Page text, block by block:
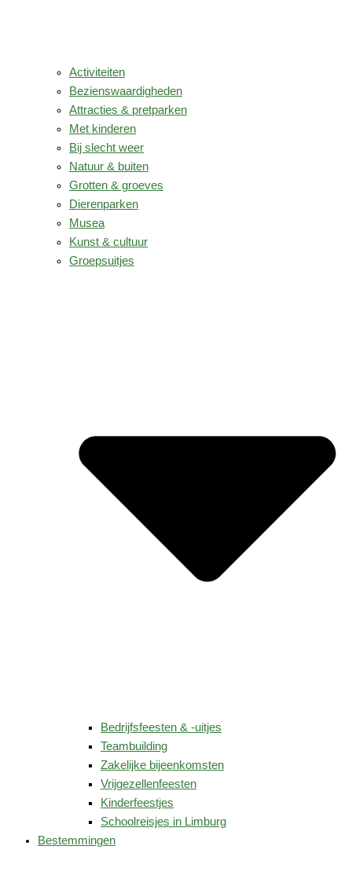
Activiteiten
Bezienswaardigheden
Attracties & pretparken
Met kinderen
Bij slecht weer
Natuur & buiten
Grotten & groeves
Dierenparken
Musea
Kunst & cultuur
Groepsuitjes
Bedrijfsfeesten & -uitjes
Teambuilding
Zakelijke bijeenkomsten
Vrijgezellenfeesten
Kinderfeestjes
Schoolreisjes in Limburg
Bestemmingen